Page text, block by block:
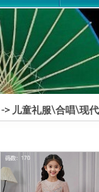
-> 儿童礼服\合唱\现